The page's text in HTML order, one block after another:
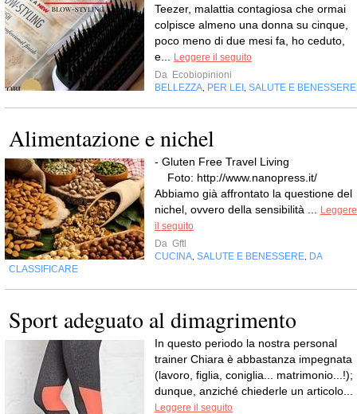
Teezer, malattia contagiosa che ormai
colpisce almeno una donna su cinque,
poco meno di due mesi fa, ho ceduto,
e...
Leggere il seguito
Da Ecobiopinioni
BELLEZZA PER LEI SALUTE E BENESSERE
Alimentazione e nichel
- Gluten Free Travel
Foto: http://www.nanopress.it/
Abbiamo già affrontato la questione del
nichel, ovvero della sensibilità ...
Leggere
il seguito
Da Gftl
CUCINA SALUTE E BENESSERE DA
CLASSIFICARE
Sport adeguato al dimagrimento
In questo periodo la nostra personal
trainer Chiara è abbastanza impegnata
(lavoro, figlia, coniglia... matrimonio...!);
dunque, anziché chiederle un articolo...
Leggere il seguito